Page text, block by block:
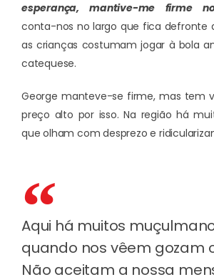
esperança, mantive-me firme
conta-nos no largo que fica defronte
as crianças costumam jogar à bola
catequese.
George manteve-se firme, mas tem
preço alto por isso. Na região há
que olham com desprezo e
Aqui há muitos
quando nos vêem gozam
Não aceitam a nossa